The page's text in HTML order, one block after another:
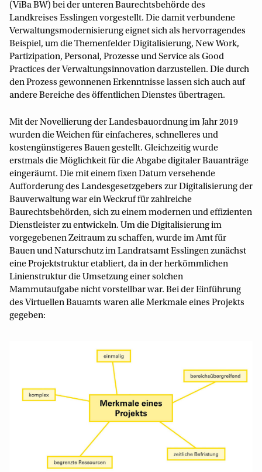
(ViBa BW) bei der unteren Baurechtsbehörde des
Landkreises Esslingen vorgestellt. Die damit verbundene
Verwaltungsmodernisierung eignet sich als hervorragendes
Beispiel, um die Themenfelder Digitalisierung, New Work,
Partizipation, Personal, Prozesse und Service als Good
Practices der Verwaltungsinnovation darzustellen. Die durch
den Prozess gewonnenen Erkenntnisse lassen sich auch auf
andere Bereiche des öffentlichen Dienstes übertragen.
Mit der Novellierung der Landesbauordnung im Jahr 2019
wurden die Weichen für einfacheres, schnelleres und
kostengünstigeres Bauen gestellt. Gleichzeitig wurde
erstmals die Möglichkeit für die Abgabe digitaler Bauanträge
eingeräumt. Die mit einem fixen Datum versehende
Aufforderung des Landesgesetzgebers zur Digitalisierung der
Bauverwaltung war ein Weckruf für zahlreiche
Baurechtsbehörden, sich zu einem modernen und effizienten
Dienstleister zu entwickeln. Um die Digitalisierung im
vorgegebenen Zeitraum zu schaffen, wurde im Amt für
Bauen und Naturschutz im Landratsamt Esslingen zunächst
eine Projektstruktur etabliert, da in der herkömmlichen
Linienstruktur die Umsetzung einer solchen
Mammutaufgabe nicht vorstellbar war. Bei der Einführung
des Virtuellen Bauamts waren alle Merkmale eines Projekts
gegeben: